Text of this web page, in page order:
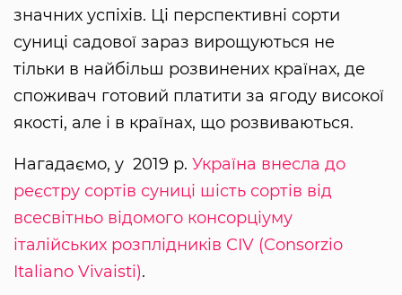
значних успіхів. Ці перспективні сорти
суниці садової зараз вирощуються не
тільки в найбільш розвинених країнах, де
споживач готовий платити за ягоду високої
якості, але і в країнах, що розвиваються.
Нагадаємо, у 2019 р. Україна внесла до
реєстру сортів суниці шість сортів від
всесвітньо відомого консорціуму
італійських розплідників CIV (Consorzio
Italiano Vivaisti).